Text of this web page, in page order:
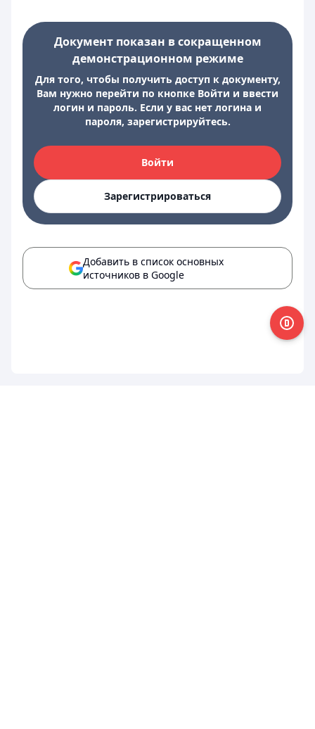
Документ показан в сокращенном
демонстрационном режиме
Для того, чтобы получить доступ к документу,
Вам нужно перейти по кнопке Войти и ввести
логин и пароль. Если у вас нет логина и
пароля, зарегистрируйтесь.
Войти
Зарегистрироваться
Добавить в список основных
источников в Google